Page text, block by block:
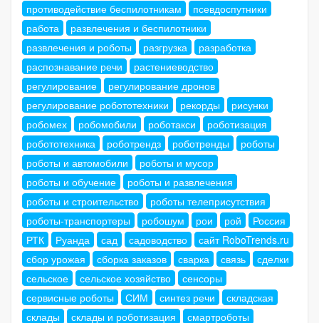
противодействие беспилотникам
псевдоспутники
работа
развлечения и беспилотники
развлечения и роботы
разгрузка
разработка
распознавание речи
растениеводство
регулирование
регулирование дронов
регулирование робототехники
рекорды
рисунки
робомех
робомобили роботакси
роботизация
робототехника
роботрендз роботренды
роботы
роботы и автомобили
роботы и мусор
роботы и обучение
роботы и развлечения
роботы и строительство
роботы телеприсутствия
роботы-транспортеры
робошум рои рой
Россия
РТК
Руанда сад садоводство
сайт RoboTrends.ru
сбор урожая
сборка заказов сварка связь
сделки
сельское
сельское хозяйство
сенсоры
сервисные роботы
СИМ синтез речи
складская
склады
склады и роботизация
смартроботы